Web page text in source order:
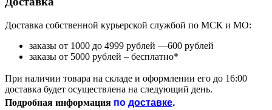
Доставка собственной курьерской службой по МСК и МО:
заказы от 1000 до 4999 рублей —600 рублей
заказы от 5000 рублей – бесплатно*
При наличии товара на складе и оформлении его до 16:00
доставка будет осуществлена на следующий день.
Подробная информация подоставке.